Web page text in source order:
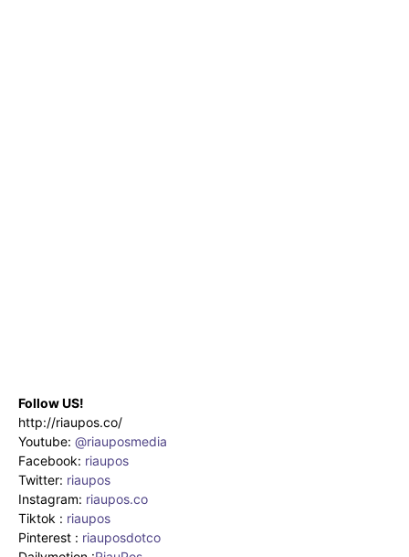
Follow US!
http://riaupos.co/
Youtube: @riauposmedia
Facebook: riaupos
Twitter: riaupos
Instagram: riaupos.co
Tiktok : riaupos
Pinterest : riauposdotco